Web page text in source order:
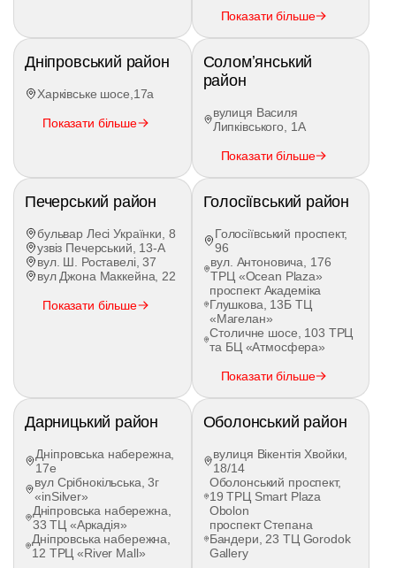
Показати більше
Дніпровський район
Харківське шосе,17а
Показати більше
Соломʼянський
район
вулиця Василя
Липківського, 1А
Показати більше
Печерський район
бульвар Лесі Українки, 8
узвіз Печерський, 13-А
вул. Ш. Роставелі, 37
вул Джона Маккейна, 22
Показати більше
Голосіївський район
Голосіївський проспект,
96
вул. Антоновича, 176
ТРЦ «Ocean Plaza»
проспект Академіка
Глушкова, 13Б ТЦ
«Магелан»
Столичне шосе, 103 ТРЦ
та БЦ «Атмосфера»
Показати більше
Дарницький район
Дніпровська набережна,
17е
вул Срібнокільська, 3г
«inSilver»
Дніпровська набережна,
33 ТЦ «Аркадія»
Дніпровська набережна,
12 ТРЦ «River Mall»
Оболонський район
вулиця Вікентія Хвойки,
18/14
Оболонський проспект,
19 ТРЦ Smart Plaza
Obolon
проспект Степана
Бандери, 23 ТЦ Gorodok
Gallery